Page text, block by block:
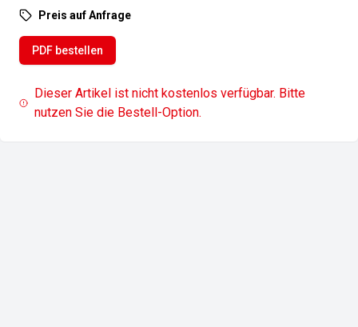
Preis auf Anfrage
PDF bestellen
Dieser Artikel ist nicht kostenlos verfügbar. Bitte
nutzen Sie die Bestell-Option.